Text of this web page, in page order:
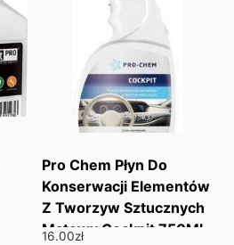
Pro Chem Płyn Do
Konserwacji Elementów
Z Tworzyw Sztucznych
Matowy Cockpit 750Ml
16.00zł